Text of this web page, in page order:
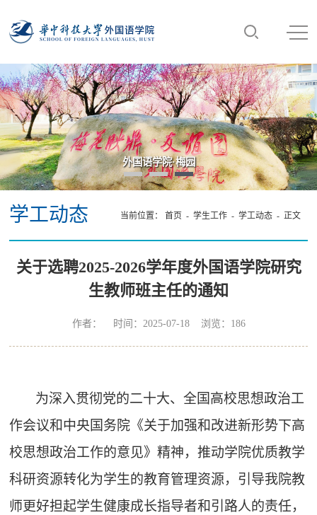
外国语学院·梅园
学工动态 当前位置： 首页 - 学生工作- 学工动态- 正文
关于选聘2025-2026学年度外国语学院研究
生教师班主任的通知
作者： 时间：2025-07-18 浏览： 186
为深入贯彻党的二十大、全国高校思想政治工
作会议和中央国务院《关于加强和改进新形势下高
校思想政治工作的意见》精神，推动学院优质教学
科研资源转化为学生的教育管理资源，引导我院教
师更好担起学生健康成长指导者和引路人的责任，